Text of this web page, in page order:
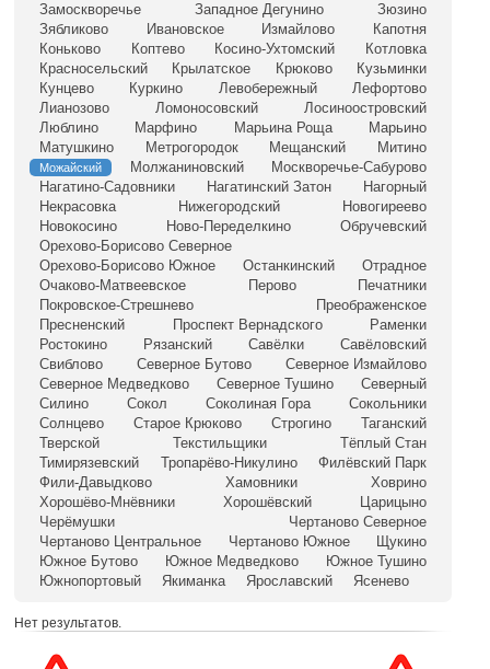
Замоскворечье
Западное Дегунино
Зюзино
Зябликово
Ивановское Измайлово
Капотня
Коньково
Коптево Косино-Ухтомский
Котловка
Красносельский
Крылатское Крюково
Кузьминки
Кунцево
Куркино Левобережный
Лефортово
Лианозово
Ломоносовский
Лосиноостровский
Люблино
Марфино Марьина Роща
Марьино
Матушкино
Метрогородок Мещанский Митино
Можайский Молжаниновский
Москворечье-Сабурово
Нагатино-Садовники
Нагатинский Затон
Нагорный
Некрасовка
Нижегородский
Новогиреево
Новокосино
Ново-Переделкино
Обручевский
Орехово-Борисово Северное
Орехово-Борисово Южное
Останкинский
Отрадное
Очаково-Матвеевское
Перово
Печатники
Покровское-Стрешнево
Преображенское
Пресненский
Проспект Вернадского
Раменки
Ростокино
Рязанский Савёлки
Савёловский
Свиблово
Северное Бутово
Северное Измайлово
Северное Медведково
Северное Тушино
Северный
Силино
Сокол Соколиная Гора
Сокольники
Солнцево
Старое Крюково Строгино
Таганский
Тверской
Текстильщики
Тёплый Стан
Тимирязевский
Тропарёво-Никулино
Филёвский Парк
Фили-Давыдково
Хамовники
Ховрино
Хорошёво-Мнёвники
Хорошёвский
Царицыно
Черёмушки
Чертаново Северное
Чертаново Центральное
Чертаново Южное
Щукино
Южное Бутово
Южное Медведково
Южное Тушино
Южнопортовый
Якиманка Ярославский Ясенево
Нет результатов.